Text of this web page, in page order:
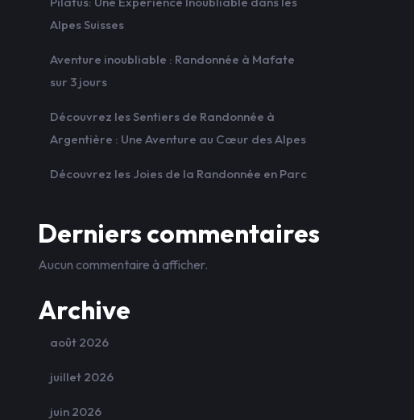
Alpes Suisses
Aventure inoubliable : Randonnée à Mafate
sur 3 jours
Découvrez les Sentiers de Randonnée à
Argentière : Une Aventure au Cœur des Alpes
Découvrez les Joies de la Randonnée en Parc
Derniers commentaires
Aucun commentaire à afficher.
Archive
août 2026
juillet 2026
juin 2026